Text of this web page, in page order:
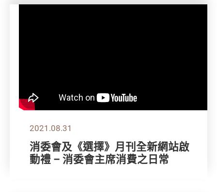
2021.08.31
消委會及《選擇》月刊全新網站啟
動禮 – 消委會主席消費之日常